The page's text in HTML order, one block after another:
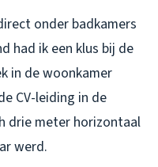
onder badkamers
had ik een klus bij de
in de woonkamer
CV-leiding in de
drie meter horizontaal
werd.